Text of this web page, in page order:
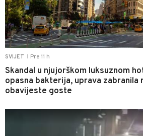
SVIJET Pre 11 h
Skandal u njujorškom luksuznom
opasna bakterija, uprava zabranila
obavijeste goste